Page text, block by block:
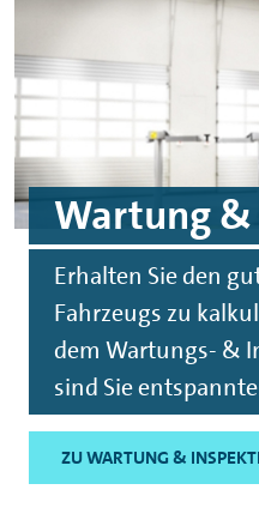
Wartung
Erhalten Sie den
Fahrzeugs zu
dem Wartungs- &
sind Sie
ZU WARTUNG &